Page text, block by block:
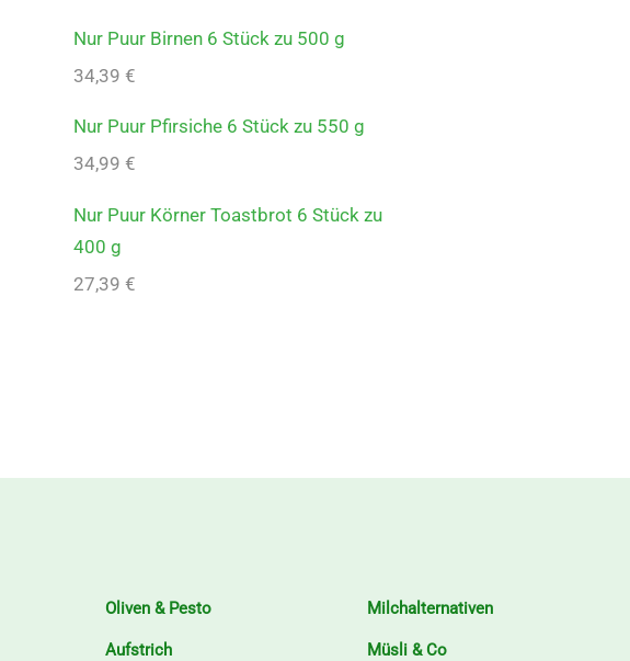
Nur Puur Birnen 6 Stück zu 500 g
34,39€
Nur Puur Pfirsiche 6 Stück zu 550 g
34,99€
Nur Puur Körner Toastbrot 6 Stück zu
400 g
27,39€
Oliven & Pesto
Aufstrich
Milchalternativen
Müsli & Co